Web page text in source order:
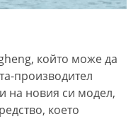
който може да
производител
на новия си модел,
което